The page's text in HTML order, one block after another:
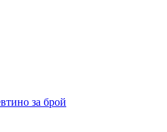
за брой